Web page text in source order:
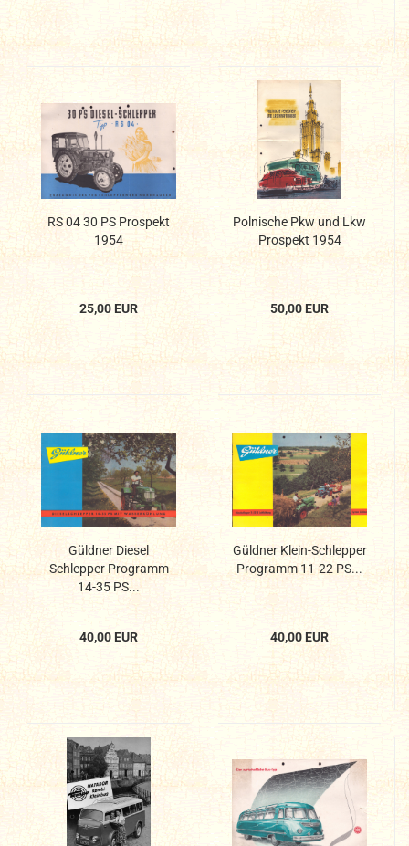
RS 04 30 PS Prospekt
1954
25,00 EUR
Polnische Pkw und Lkw
Prospekt 1954
50,00 EUR
Güldner Diesel
Schlepper Programm
14-35 PS...
40,00 EUR
Güldner Klein-Schlepper
Programm 11-22 PS...
40,00 EUR